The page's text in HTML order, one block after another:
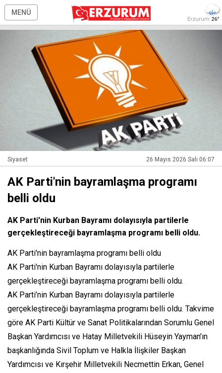
MENÜ
Erzurum 26°
Siyaset 26 Mayıs 2026 Salı 06:07
AK Parti'nin bayramlaşma programı
belli oldu
AK Parti'nin Kurban Bayramı dolayısıyla partilerle
gerçekleştireceği bayramlaşma programı belli oldu.
AK Parti'nin bayramlaşma programı belli oldu
AK Parti'nin Kurban Bayramı dolayısıyla partilerle
gerçekleştireceği bayramlaşma programı belli oldu.
AK Parti’nin Kurban Bayramı dolayısıyla partilerle
gerçekleştireceği bayramlaşma programı belli oldu. Takvime
göre AK Parti Kültür ve Sanat Politikalarından Sorumlu Genel
Başkan Yardımcısı ve Hatay Milletvekili Hüseyin Yayman'ın
başkanlığında Sivil Toplum ve Halkla İlişkiler Başkan
Yardımcısı ve Kırşehir Milletvekili Necmettin Erkan, Genel